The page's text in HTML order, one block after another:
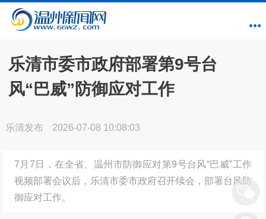
乐清市委市政府部署第9号台
风“巴威”防御应对工作
乐清发布 2026-07-08 10:08:03
7月7日，在全省、温州市防御应对第9号台风“巴威”工作
视频部署会议后，乐清市委市政府召开续会，部署台风防
御应对工作。